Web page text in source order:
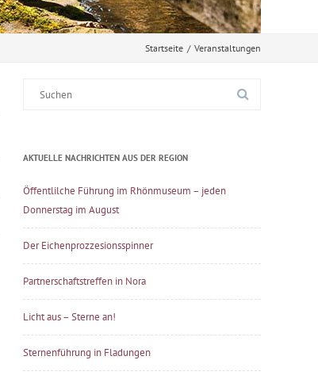
Startseite / Veranstaltungen
AKTUELLE NACHRICHTEN AUS DER REGION
Öffentlilche Führung im Rhönmuseum – jeden
Donnerstag im August
Der Eichenprozzesionsspinner
Partnerschaftstreffen in Nora
Licht aus – Sterne an!
Sternenführung in Fladungen